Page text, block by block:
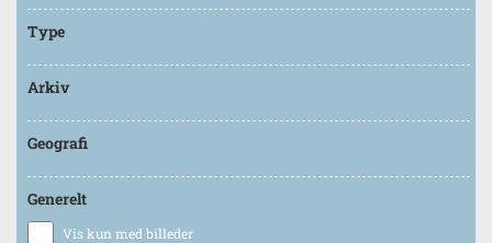
Type
Arkiv
Geografi
Generelt
Vis kun med billeder